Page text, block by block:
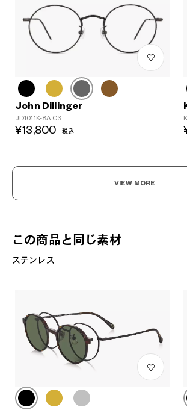
John Dillinger
JD1011K-8A C3
¥13,800 税込
VIEW MORE
この商品と同じ素材
ステンレス